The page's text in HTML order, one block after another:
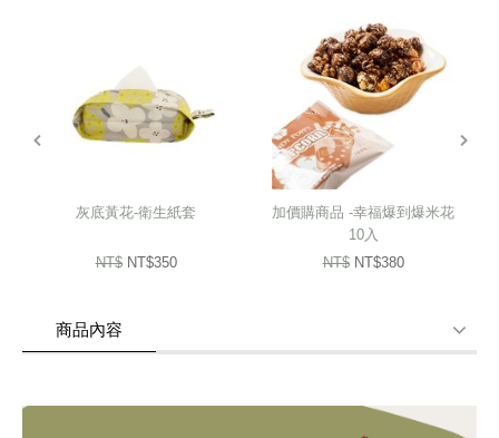
涼拌一道幸福好滋味。
四款花色，整只提袋圓潤和諧，有著一份嬌巧的可愛
適合放進錢包、鑰匙及手機即可出門的簡便手提包
拿上手有滿滿的日系感
灰底黃花-衛生紙套
NT$ NT$350
加價購商品 -幸福爆到爆米花
10入
NT$ NT$380
商品內容